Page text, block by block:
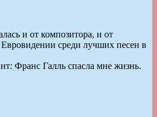
и от композитора, и от
среди лучших песен в
Франс Галль спасла мне жизнь.